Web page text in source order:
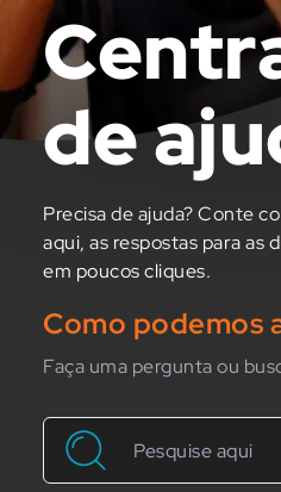
de
Precisa de ajuda? Conte
aqui, as respostas para as
em poucos cliques.
Como podemos
Faça uma pergunta ou